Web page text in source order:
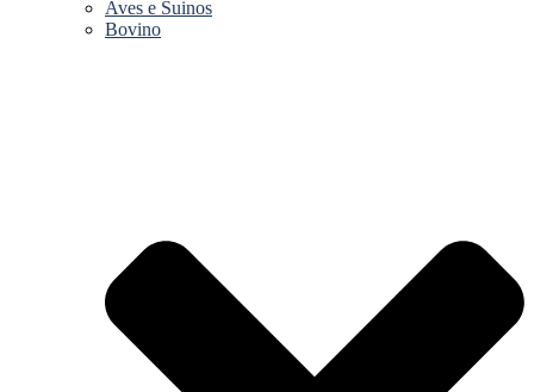
Aves e Suinos
Bovino